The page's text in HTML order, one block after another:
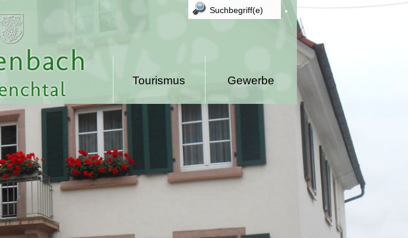
Gewerbe
Tourismus